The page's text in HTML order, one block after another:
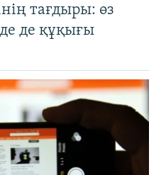
тағдыры: өз
де құқығы